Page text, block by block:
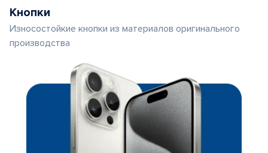
Кнопки
Износостойкие кнопки из материалов оригинального
производства